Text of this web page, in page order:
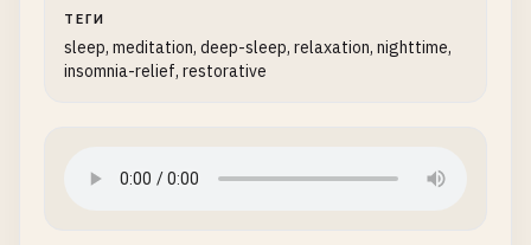
ТЕГИ
sleep, meditation, deep-sleep, relaxation, nighttime,
insomnia-relief, restorative